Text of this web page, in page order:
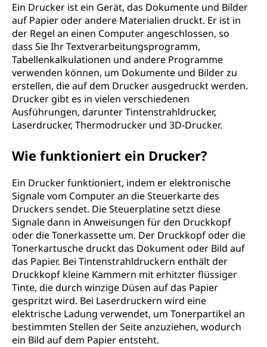
Ein Drucker ist ein Gerät, das Dokumente und Bilder
auf Papier oder andere Materialien druckt. Er ist in
der Regel an einen Computer angeschlossen, so
dass Sie Ihr Textverarbeitungsprogramm,
Tabellenkalkulationen und andere Programme
verwenden können, um Dokumente und Bilder zu
erstellen, die auf dem Drucker ausgedruckt werden.
Drucker gibt es in vielen verschiedenen
Ausführungen, darunter Tintenstrahldrucker,
Laserdrucker, Thermodrucker und 3D-Drucker.
Wie funktioniert ein Drucker?
Ein Drucker funktioniert, indem er elektronische
Signale vom Computer an die Steuerkarte des
Druckers sendet. Die Steuerplatine setzt diese
Signale dann in Anweisungen für den Druckkopf
oder die Tonerkassette um. Der Druckkopf oder die
Tonerkartusche druckt das Dokument oder Bild auf
das Papier. Bei Tintenstrahldruckern enthält der
Druckkopf kleine Kammern mit erhitzter flüssiger
Tinte, die durch winzige Düsen auf das Papier
gespritzt wird. Bei Laserdruckern wird eine
elektrische Ladung verwendet, um Tonerpartikel an
bestimmten Stellen der Seite anzuziehen, wodurch
ein Bild auf dem Papier entsteht.